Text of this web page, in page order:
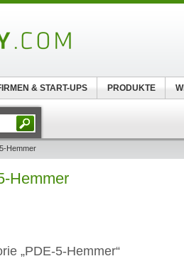
Hemmer
Hemmer
„PDE-5-Hemmer“
& START-UPS PRODUKTE